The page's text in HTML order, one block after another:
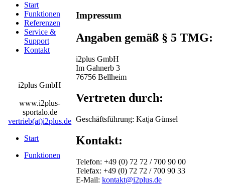
Impressum
Angaben gemäß § 5 TMG:
i2plus GmbH
Im Gahnerb 3
76756 Bellheim
Vertreten durch:
Geschäftsführung: Katja Günsel
Kontakt:
Telefon: +49 (0) 72 72 / 700 90 00
Telefax: +49 (0) 72 72 / 700 90 33
E-Mail: kontakt@i2plus.de
Start
Funktionen
Referenzen
Service &
Support
Kontakt
i2plus GmbH
www.i2plus-
sportalo.de
vertrieb(at)i2plus.de
Start
Funktionen